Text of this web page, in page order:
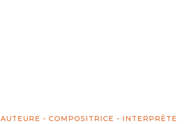
AUTEURE - COMPOSITRICE - INTERPRÈTE